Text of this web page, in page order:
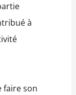
à
faire son